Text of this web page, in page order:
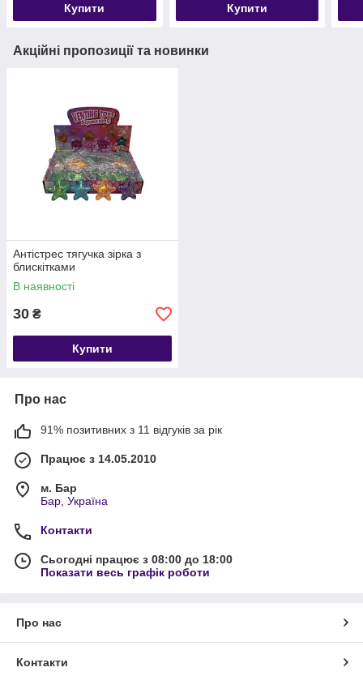
Купити Купити
Акційні пропозиції та новинки
Антістрес тягучка зірка з
блискітками
В наявності
30 ₴
Купити
Про нас
91% позитивних з 11 відгуків за рік
Працює з 14.05.2010
м. Бар
Бар, Україна
Контакти
Сьогодні працює з 08:00 до 18:00
Показати весь графік роботи
Про нас
Контакти